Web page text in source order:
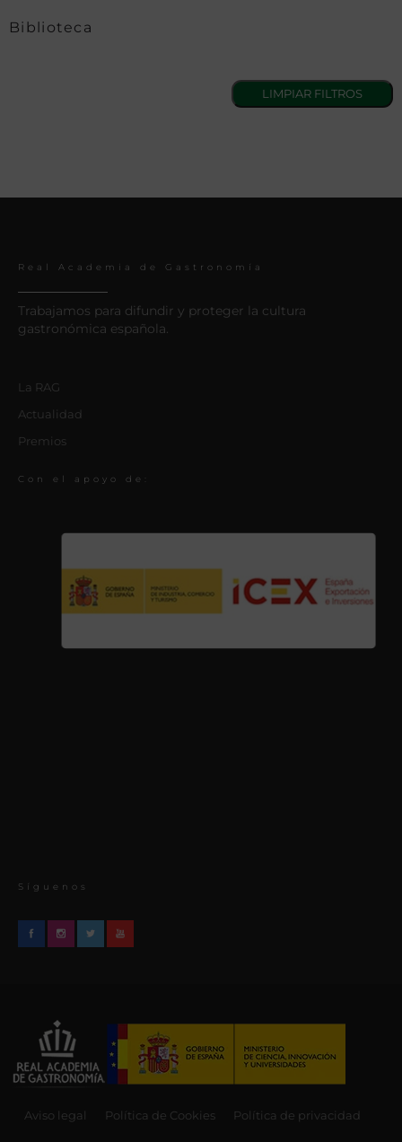
Biblioteca
Real Academia de Gastronomía
Trabajamos para difundir y proteger la cultura
gastronómica española.
La RAG
Actualidad
Premios
Con el apoyo de:
Síguenos
Aviso legal Política de Cookies Política de privacidad